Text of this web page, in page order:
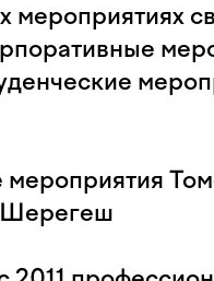
мероприятиях
мероприятия